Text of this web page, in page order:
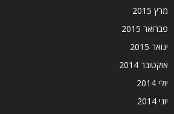
מרץ 2015
פברואר 2015
ינואר 2015
אוקטובר 2014
יולי 2014
יוני 2014